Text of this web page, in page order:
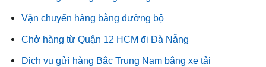
Vận chuyển hàng bằng đường bộ
Chở hàng từ Quận 12 HCM đi Đà Nẵng
Dịch vụ gửi hàng Bắc Trung Nam bằng xe tải